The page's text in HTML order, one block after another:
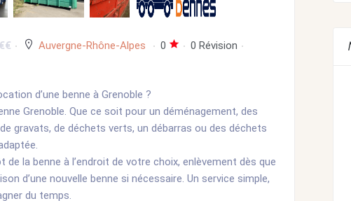
€€ Auvergne-Rhône-Alpes 0 0 Révision
d’une benne à Grenoble ?
Grenoble. Que ce soit pour un déménagement, des
gravats, de déchets verts, un débarras ou des déchets
la benne à l’endroit de votre choix, enlèvement dès que
d’une nouvelle benne si nécessaire. Un service simple,
du temps.